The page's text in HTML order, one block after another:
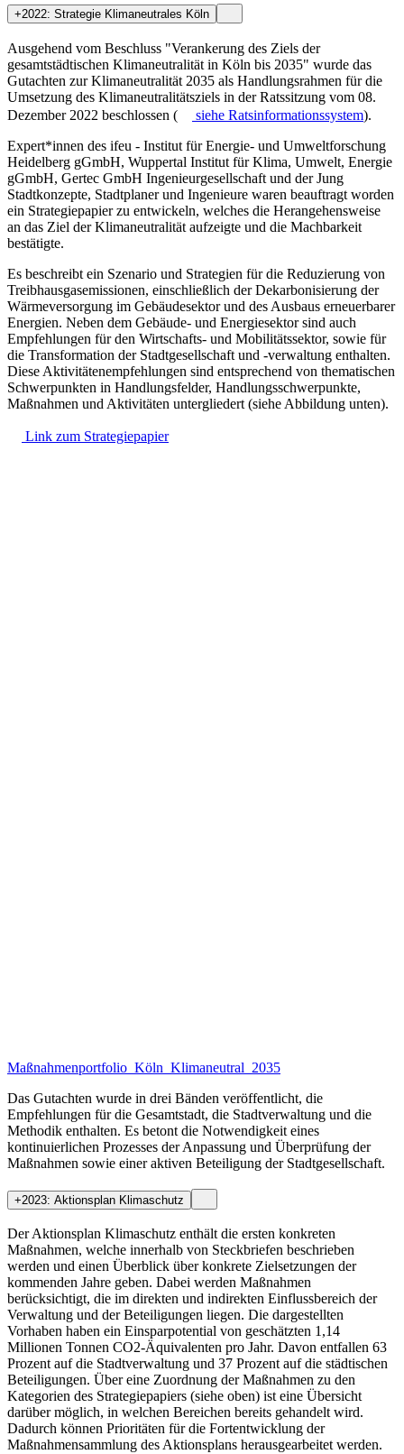
+2022: Strategie Klimaneutrales Köln
Ausgehend vom Beschluss "Verankerung des Ziels der
gesamtstädtischen Klimaneutralität in Köln bis 2035" wurde das
Gutachten zur Klimaneutralität 2035 als Handlungsrahmen für die
Umsetzung des Klimaneutralitätsziels in der Ratssitzung vom 08.
Dezember 2022 beschlossen (
siehe Ratsinformationssystem).
Expert*innen des ifeu - Institut für Energie- und Umweltforschung
Heidelberg gGmbH, Wuppertal Institut für Klima, Umwelt, Energie
gGmbH, Gertec GmbH Ingenieurgesellschaft und der Jung
Stadtkonzepte, Stadtplaner und Ingenieure waren beauftragt worden
ein Strategiepapier zu entwickeln, welches die Herangehensweise
an das Ziel der Klimaneutralität aufzeigte und die Machbarkeit
bestätigte.
Es beschreibt ein Szenario und Strategien für die Reduzierung von
Treibhausgasemissionen, einschließlich der Dekarbonisierung der
Wärmeversorgung im Gebäudesektor und des Ausbaus erneuerbarer
Energien. Neben dem Gebäude- und Energiesektor sind auch
Empfehlungen für den Wirtschafts- und Mobilitätssektor, sowie für
die Transformation der Stadtgesellschaft und -verwaltung enthalten.
Diese Aktivitätenempfehlungen sind entsprechend von thematischen
Schwerpunkten in Handlungsfelder, Handlungsschwerpunkte,
Maßnahmen und Aktivitäten untergliedert (siehe Abbildung unten).
Link zum Strategiepapier
Maßnahmenportfolio_Köln_Klimaneutral_2035
Das Gutachten wurde in drei Bänden veröffentlicht, die
Empfehlungen für die Gesamtstadt, die Stadtverwaltung und die
Methodik enthalten. Es betont die Notwendigkeit eines
kontinuierlichen Prozesses der Anpassung und Überprüfung der
Maßnahmen sowie einer aktiven Beteiligung der Stadtgesellschaft.
+2023: Aktionsplan Klimaschutz
Der Aktionsplan Klimaschutz enthält die ersten konkreten
Maßnahmen, welche innerhalb von Steckbriefen beschrieben
werden und einen Überblick über konkrete Zielsetzungen der
kommenden Jahre geben. Dabei werden Maßnahmen
berücksichtigt, die im direkten und indirekten Einflussbereich der
Verwaltung und der Beteiligungen liegen. Die dargestellten
Vorhaben haben ein Einsparpotential von geschätzten 1,14
Millionen Tonnen CO2-Äquivalenten pro Jahr. Davon entfallen 63
Prozent auf die Stadtverwaltung und 37 Prozent auf die städtischen
Beteiligungen. Über eine Zuordnung der Maßnahmen zu den
Kategorien des Strategiepapiers (siehe oben) ist eine Übersicht
darüber möglich, in welchen Bereichen bereits gehandelt wird.
Dadurch können Prioritäten für die Fortentwicklung der
Maßnahmensammlung des Aktionsplans herausgearbeitet werden.